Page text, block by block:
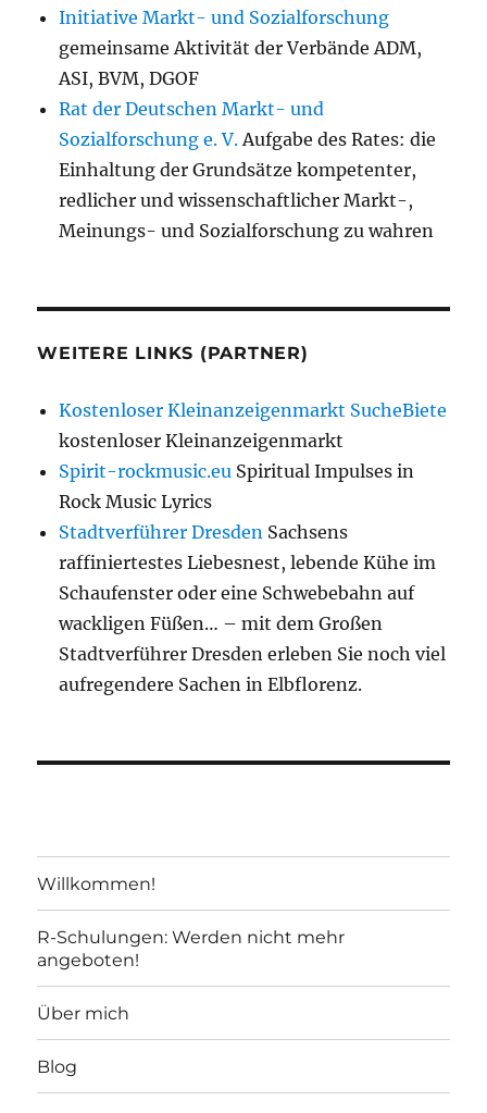
Initiative Markt- und Sozialforschung
gemeinsame Aktivität der Verbände ADM,
ASI, BVM, DGOF
Rat der Deutschen Markt- und
Sozialforschung e. V.Aufgabe des Rates: die
Einhaltung der Grundsätze kompetenter,
redlicher und wissenschaftlicher Markt-,
Meinungs- und Sozialforschung zu wahren
WEITERE LINKS (PARTNER)
Kostenloser Kleinanzeigenmarkt SucheBiete
kostenloser Kleinanzeigenmarkt
Spirit-rockmusic.eu Spiritual Impulses in
Rock Music Lyrics
Stadtverführer Dresden Sachsens
raffiniertestes Liebesnest, lebende Kühe im
Schaufenster oder eine Schwebebahn auf
wackligen Füßen… – mit dem Großen
Stadtverführer Dresden erleben Sie noch viel
aufregendere Sachen in Elbflorenz.
Willkommen!
R-Schulungen: Werden nicht mehr
angeboten!
Über mich
Blog